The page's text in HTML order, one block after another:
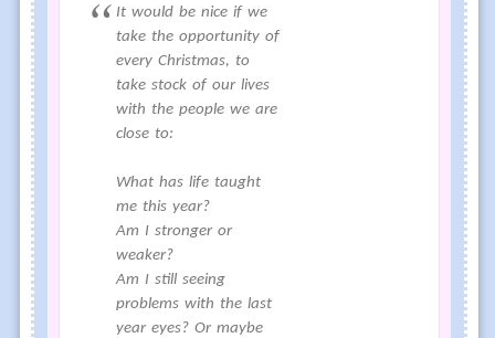
It would be nice if we
take the opportunity of
every Christmas, to
take stock of our lives
with the people we are
close to:
What has life taught
me this year?
Am I stronger or
weaker?
Am I still seeing
problems with the last
year eyes? Or maybe